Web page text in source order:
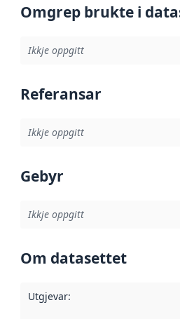
Omgrep brukte i
Ikkje oppgitt
Referansar
Ikkje oppgitt
Gebyr
Ikkje oppgitt
Om datasettet
Utgjevar: